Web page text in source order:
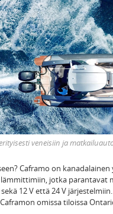
erityisesti veneisiin ja
Caframo on
jotka parantavat
12 V että 24 V
omissa tiloissa